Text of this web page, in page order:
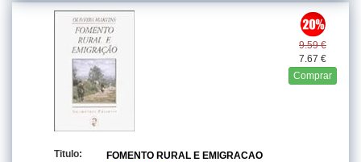
9.59 €
7.67 €
Comprar
Titulo:
FOMENTO RURAL E EMIGRACAO